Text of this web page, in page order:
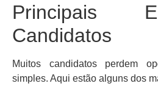
Principais
Candidatos
Muitos candidatos perdem
simples. Aqui estão alguns dos